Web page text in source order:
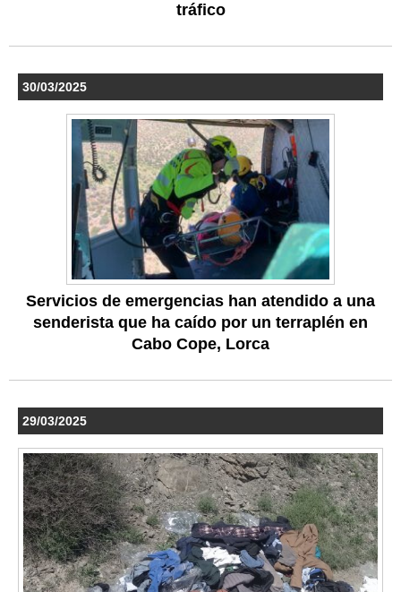
tráfico
30/03/2025
Servicios de emergencias han atendido a una
senderista que ha caído por un terraplén en
Cabo Cope, Lorca
29/03/2025